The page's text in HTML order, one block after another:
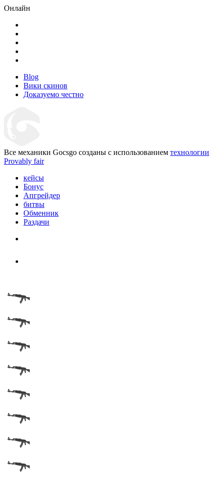
Онлайн
Blog
Вики скинов
Доказуемо честно
Все механики Gocsgo созданы с использованием технологии
Provably fair
кейсы
Бонус
Апгрейдер
битвы
Обменник
Раздачи